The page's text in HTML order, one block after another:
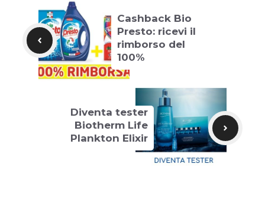
Cashback Bio
Presto: ricevi il
rimborso del
100%
Diventa tester
Biotherm Life
Plankton Elixir